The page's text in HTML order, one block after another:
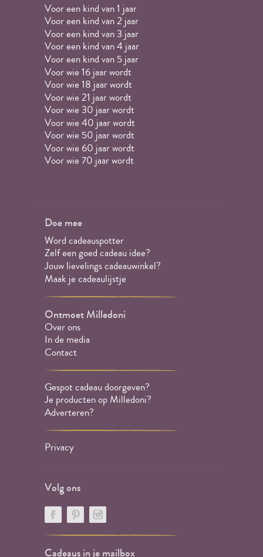
Voor een kind van 1 jaar
Voor een kind van 2 jaar
Voor een kind van 3 jaar
Voor een kind van 4 jaar
Voor een kind van 5 jaar
Voor wie 16 jaar wordt
Voor wie 18 jaar wordt
Voor wie 21 jaar wordt
Voor wie 30 jaar wordt
Voor wie 40 jaar wordt
Voor wie 50 jaar wordt
Voor wie 60 jaar wordt
Voor wie 70 jaar wordt
Doe mee
Word cadeauspotter
Zelf een goed cadeau idee?
Jouw lievelings cadeauwinkel?
Maak je cadeaulijstje
Ontmoet Milledoni
Over ons
In de media
Contact
Gespot cadeau doorgeven?
Je producten op Milledoni?
Adverteren?
Privacy
Volg ons
Cadeaus in je mailbox